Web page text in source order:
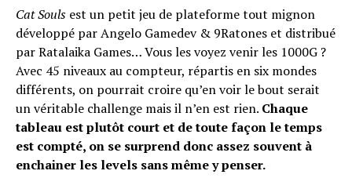
Cat Souls est un petit jeu de plateforme tout mignon
développé par Angelo Gamedev & 9Ratones et distribué
par Ratalaika Games… Vous les voyez venir les 1000G ?
Avec 45 niveaux au compteur, répartis en six mondes
différents, on pourrait croire qu’en voir le bout serait
un véritable challenge mais il n’en est rien. Chaque
tableau est plutôt court et de toute façon le temps
est compté, on se surprend donc assez souvent à
enchainer les levels sans même y penser.